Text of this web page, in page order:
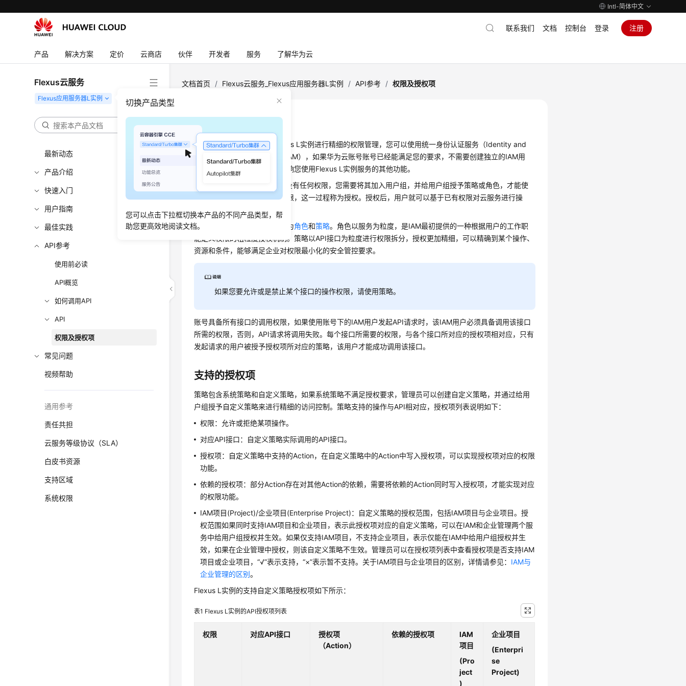
Intl-简体中文
产品 解决方案 定价 云商店 伙伴 开发者 服务 了解华为云
联系我们 文档 控制台 登录 注册
Flexus云服务
切换产品类型
您可以点击下拉框切换本产品的不同产品类型，帮
助您更高效地阅读文档。
最新动态
产品介绍
快速入门
用户指南
最佳实践
API参考
使用前必读
API概览
如何调用API
API
权限及授权项
常见问题
视频帮助
通用参考
责任共担
云服务等级协议（SLA）
白皮书资源
支持区域
系统权限
文档首页 / Flexus云服务_Flexus应用服务器L实例 / API参考 / 权限及授权项
权限及授权项
如果您需要对您所拥有的Flexus L实例进行精细的权限管理，您可以使用统一身份认证服务（Identity and
Access Management，简称IAM），如果华为云账号账号已经能满足您的要求，不需要创建独立的IAM用
户，您可以跳过本章节，不影响您使用Flexus L实例服务的其他功能。
默认情况下，新建的IAM用户没有任何权限，您需要将其加入用户组，并给用户组授予策略或角色，才能使
用户组中的用户获得相应的权限，这一过程称为授权。授权后，用户就可以基于已有权限对云服务进行操
作。
权限根据授权的精细程度，分为角色和策略。角色以服务为粒度，是IAM最初提供的一种根据用户的工作职
能定义权限的粗粒度授权机制。策略以API接口为粒度进行权限拆分，授权更加精细，可以精确到某个操作、
资源和条件，能够满足企业对权限最小化的安全管控要求。
如果您要允许或是禁止某个接口的操作权限，请使用策略。
账号具备所有接口的调用权限，如果使用账号下的IAM用户发起API请求时，该IAM用户必须具备调用该接口
所需的权限，否则，API请求将调用失败。每个接口所需要的权限，与各个接口所对应的授权项相对应，只有
发起请求的用户被授予授权项所对应的策略，该用户才能成功调用该接口。
支持的授权项
策略包含系统策略和自定义策略，如果系统策略不满足授权要求，管理员可以创建自定义策略，并通过给用
户组授予自定义策略来进行精细的访问控制。策略支持的操作与API相对应，授权项列表说明如下：
权限：允许或拒绝某项操作。
对应API接口：自定义策略实际调用的API接口。
授权项：自定义策略中支持的Action，在自定义策略中的Action中写入授权项，可以实现授权项对应的权限
功能。
依赖的授权项：部分Action存在对其他Action的依赖，需要将依赖的Action同时写入授权项，才能实现对应
的权限功能。
IAM项目(Project)/企业项目(Enterprise Project)：自定义策略的授权范围，包括IAM项目与企业项目。授
权范围如果同时支持IAM项目和企业项目，表示此授权项对应的自定义策略，可以在IAM和企业管理两个服
务中给用户组授权并生效。如果仅支持IAM项目，不支持企业项目，表示仅能在IAM中给用户组授权并生
效，如果在企业管理中授权，则该自定义策略不生效。管理员可以在授权项列表中查看授权项是否支持IAM
项目或企业项目，“√”表示支持，“×”表示暂不支持。关于IAM项目与企业项目的区别，详情请参见： IAM与
企业管理的区别。
Flexus L实例的支持自定义策略授权项如下所示：
表1 Flexus L实例的API授权项列表
权限 对应API接口
授权项
（Action）
依赖的授权项
IAM
项目
(Pro
ject
)
企业项目
(Enterpri
se
Project)